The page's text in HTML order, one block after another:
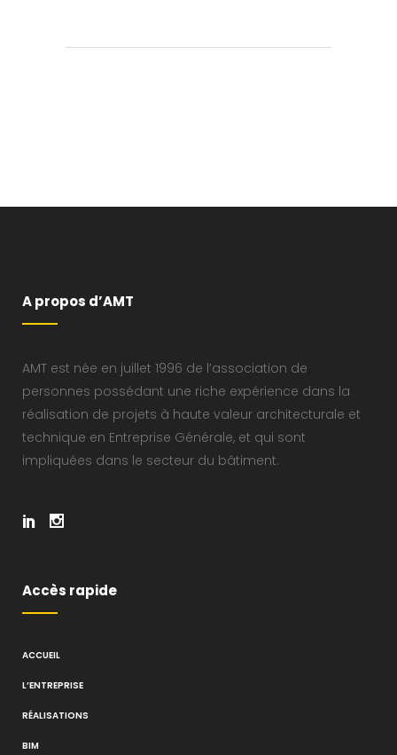
A propos d’AMT
AMT est née en juillet 1996 de l’association de
personnes possédant une riche expérience dans la
réalisation de projets à haute valeur architecturale et
technique en Entreprise Générale, et qui sont
impliquées dans le secteur du bâtiment.
Accès rapide
ACCUEIL
L’ENTREPRISE
RÉALISATIONS
BIM